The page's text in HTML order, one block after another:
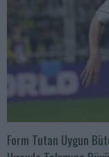
Form Tutan Uygun